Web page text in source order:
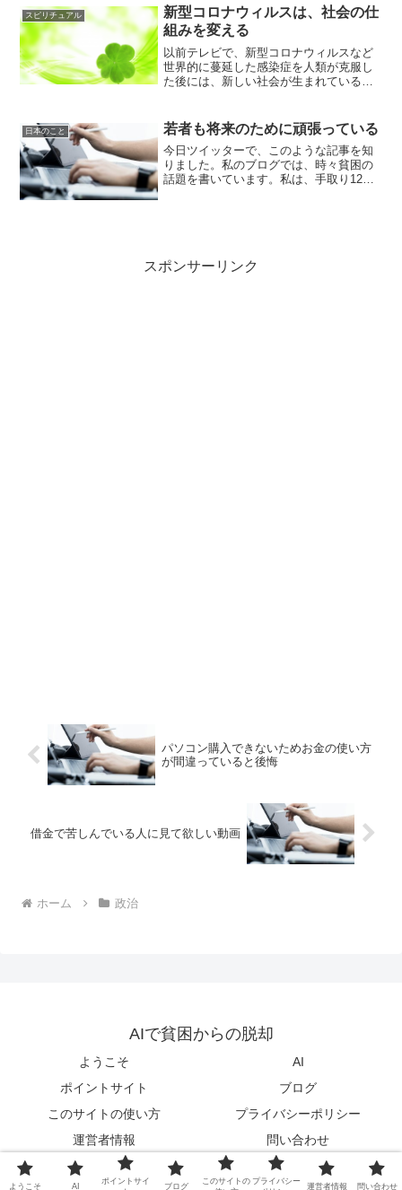
なってほしいです。お金に好かれるとい
うことは、人に好かれると...
スピリチュアル
新型コロナウィルスは、社会の仕
組みを変える
以前テレビで、新型コロナウィルスなど
世界的に蔓延した感染症を人類が克服し
た後には、新しい社会が生まれていると
す。スピリチュアルな視点で言うと、
今、フォトンベルトの中を地...
日本のこと 若者も将来のために頑張っている
今日ツイッターで、このような記事を知
りました。私のブログでは、時々貧困の
話題を書いています。私は、手取り12万
スポンサーリンク
パソコン購入できないためお金の使い方
が間違っていると後悔
借金で苦しんでいる人に見て欲しい動画
ホーム 政治
AIで貧困からの脱却
ようこそ
AI
ポイントサイト
ブログ
このサイトの使い方
プライバシーポリシー
運営者情報
問い合わせ
© 2018 AIで貧困からの脱却.
ようこそ AI
ポイントサイ
ブログ
このサイトの プライバシー
運営者情報 問い合わせ